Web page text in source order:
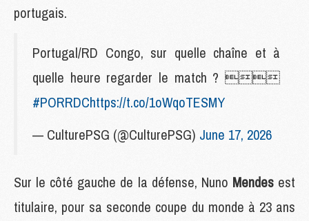
portugais.
Portugal/RD Congo, sur quelle chaîne et à
quelle heure regarder le match ? 
#PORRDChttps://t.co/1oWqoTESMY
— CulturePSG (@CulturePSG) June 17, 2026
Sur le côté gauche de la défense, Nuno Mendes est
titulaire, pour sa seconde coupe du monde à 23 ans